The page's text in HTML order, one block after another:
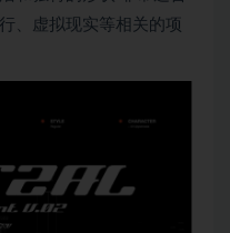
、虚拟现实等相关的项